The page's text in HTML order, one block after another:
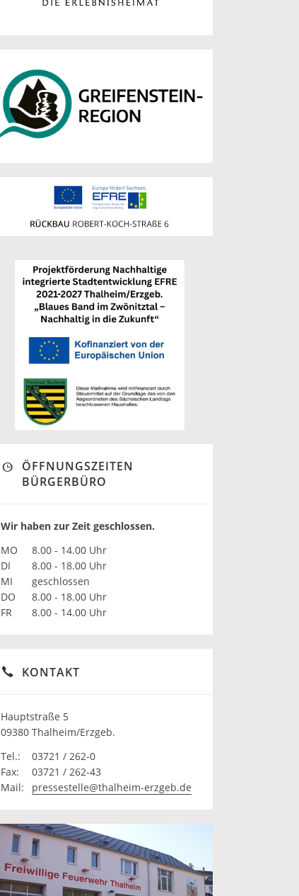
ÖFFNUNGSZEITEN
BÜRGERBÜRO
Wir haben zur Zeit geschlossen.
MO
8.00 - 14.00 Uhr
DI
8.00 - 18.00 Uhr
MI
geschlossen
DO
8.00 - 18.00 Uhr
FR
8.00 - 14.00 Uhr
KONTAKT
Hauptstraße 5
09380 Thalheim/Erzgeb.
Tel.:
03721 / 262-0
Fax:
03721 / 262-43
Mail:
pressestelle@thalheim-erzgeb.de